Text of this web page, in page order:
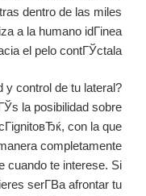
dentro de las miles
a la humano idГіnea
el pelo contГЎctala!
y control de tu lateral?
la posibilidad sobre
con la que
completamente
cuando te interese. Si
serГ­В­a afrontar tu